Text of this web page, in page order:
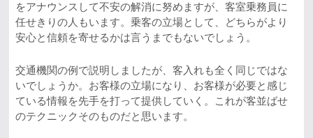
をアナウンスして不安の解消に努めますが、客室乗務員に
任せきりの人もいます。乗客の立場として、どちらがより
安心と信頼を寄せるかは言うまでもないでしょう。
交通機関の例で説明しましたが、客入れも全く同じではな
いでしょうか。お客様の立場になり、お客様が必要と感じ
ている情報を先手を打って提供していく。これが客並ばせ
のテクニックそのものだと思います。